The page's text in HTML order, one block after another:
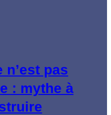
n’est pas
: mythe à